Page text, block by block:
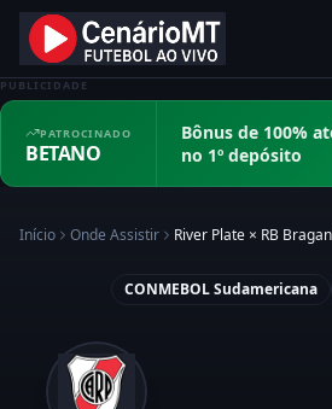
PUBLICIDADE
PATROCINADO
BETANO
Bônus de 100%
no 1º depósito
Início Onde Assistir River Plate × RB
CONMEBOL Sudamericana